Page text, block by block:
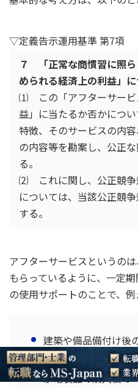
▽定義告示運用基準 第7項
７ 「正常な商慣習に照
められる経済上の利益」
⑴ この「アフターサービ
益」に当たるか否かにつ
特徴、そのサービスの内
の内容等を勘案し、公正
る。
⑵ これに関し、公正競争
については、当該公正競
する。
アフターサービスというの
もらっているように、一定
の使用サポートのことで、例
建築や備品備付け後
修理
家電製品の購入後の